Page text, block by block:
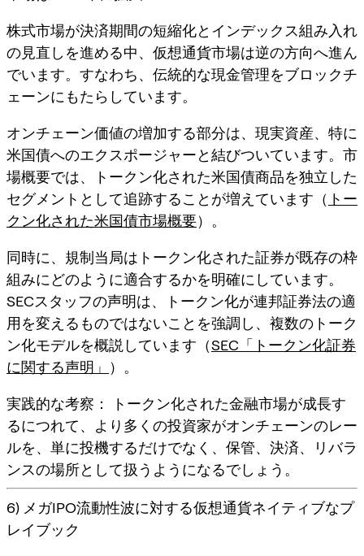
株式市場が決済期間の短縮化とインデックス組み入れ
の見直しを進める中、仮想通貨市場は逆の方向へ進ん
でいます。すなわち、 伝統的な現金管理をブロックチ
ェーンにもたらしています。
オンチェーン価値の増加する部分は、現実資産、特に
米国債へのエクスポージャーと結びついています。市
場概要では、トークン化された米国債商品を独立した
セグメントとして追跡することが増えています（ トー
クン化された米国債市場概要）。
同時に、規制当局はトークン化された証券が既存の枠
組みにどのように適合するかを明確にしています。
SECスタッフの声明は、トークン化が連邦証券法の適
用を変えるものではないことを強調し、複数のトーク
ン化モデルを概説しています（SEC「トークン化証券
に関する声明」
）。
実践的な考察：
トークン化された金融市場が成長す
るにつれて、より多くの投資家がオンチェーンのレー
ルを、単に投機するだけでなく、 保管、決済、リバラ
ンスの場所として扱うようになるでしょう。
6) メガIPO流動性波に対する仮想通貨ネイティブなプ
レイブック